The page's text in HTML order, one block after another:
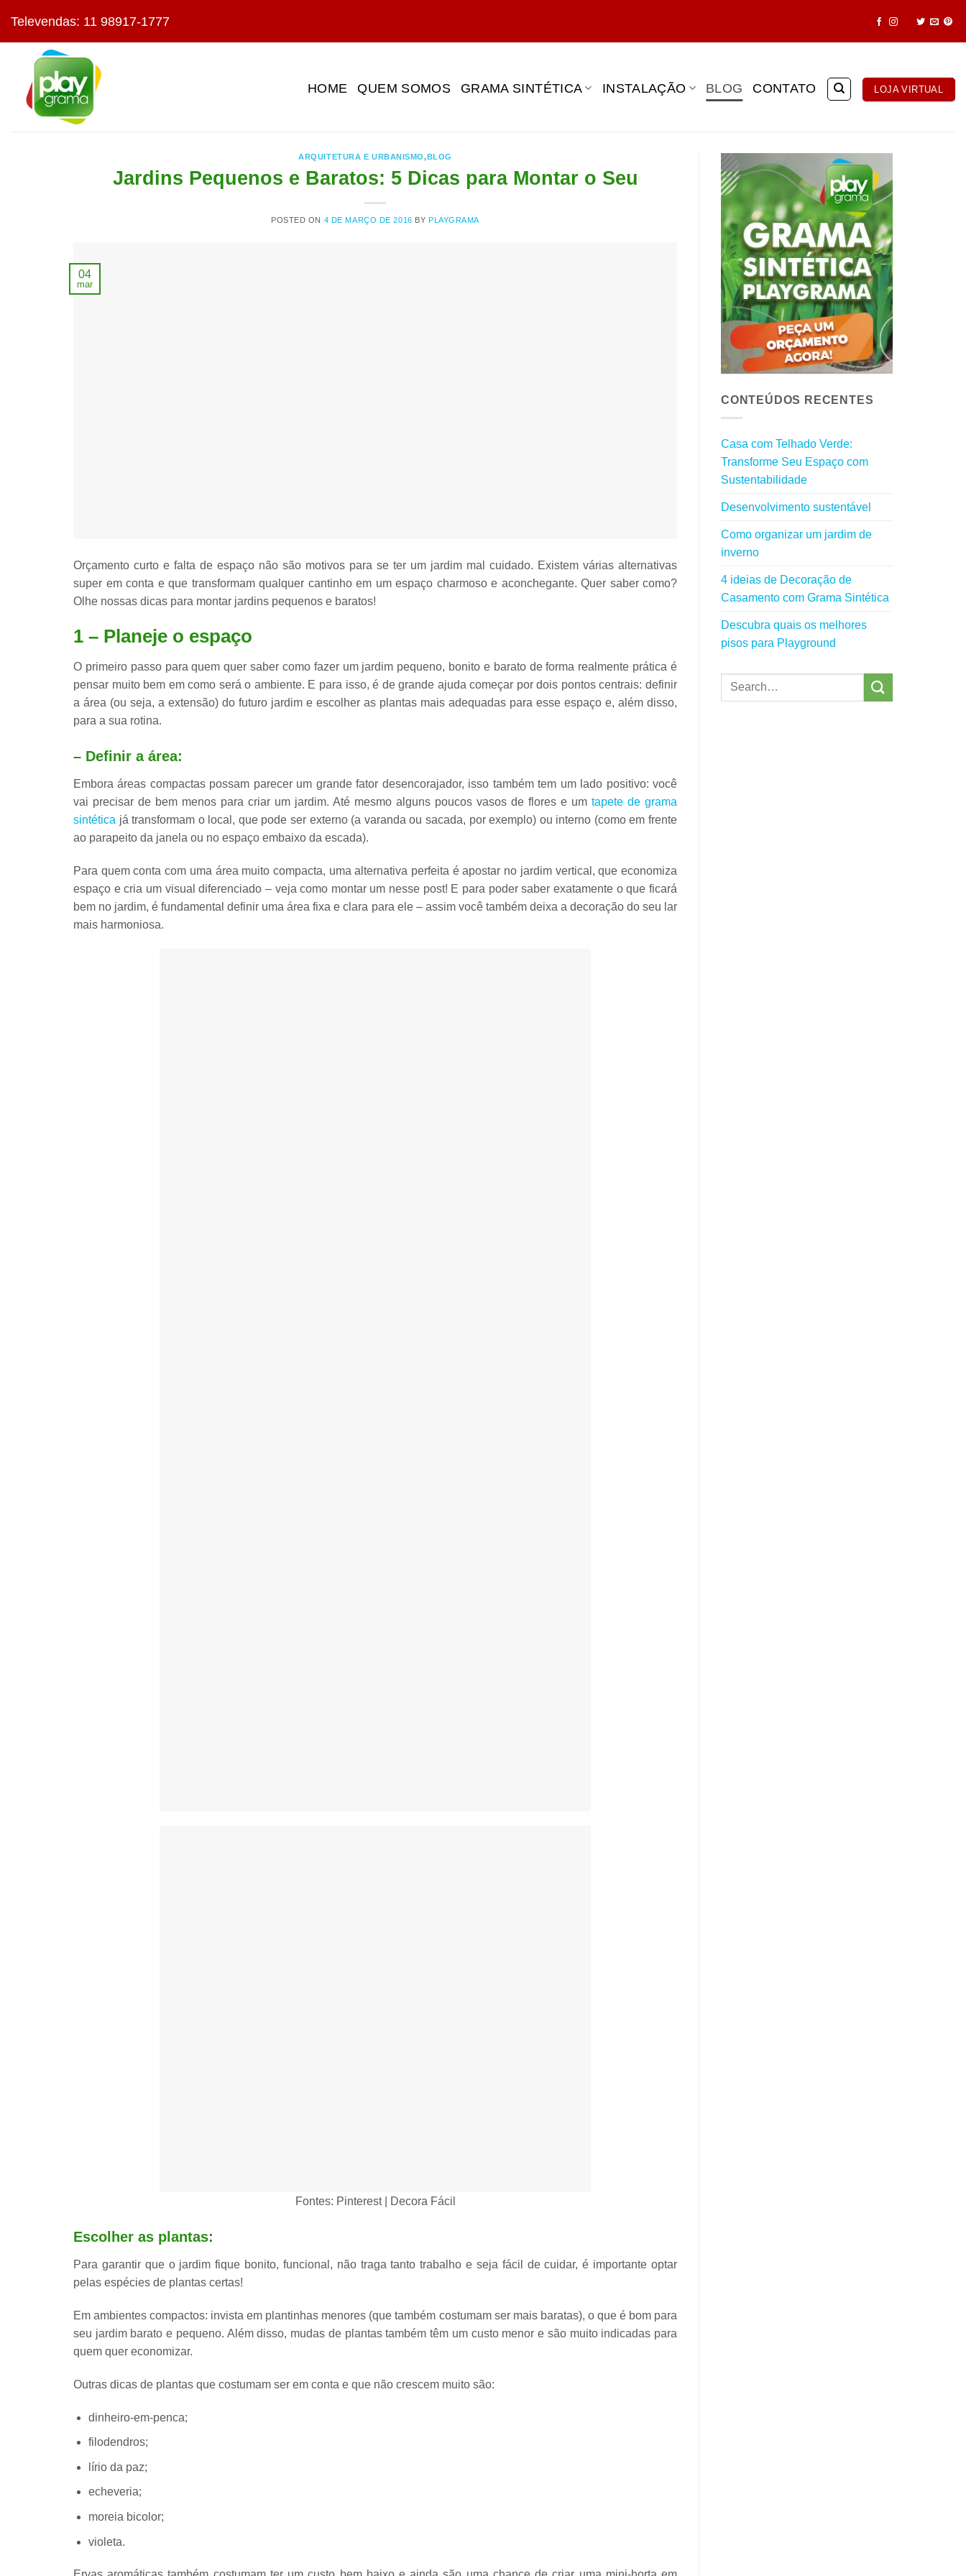
content
Televendas: 11 98917-1777
HOME QUEM SOMOS GRAMA SINTÉTICA INSTALAÇÃO BLOG CONTATO LOJA VIRTUAL
ARQUITETURA E URBANISMO,BLOG
Jardins Pequenos e Baratos: 5 Dicas para Montar o Seu
POSTED ON 4 DE MARÇO DE 2016 BY PLAYGRAMA
04
mar
Orçamento curto e falta de espaço não são motivos para se ter um jardim mal cuidado. Existem várias alternativas
super em conta e que transformam qualquer cantinho em um espaço charmoso e aconchegante. Quer saber como?
Olhe nossas dicas para montar jardins pequenos e baratos!
1 – Planeje o espaço
O primeiro passo para quem quer saber como fazer um jardim pequeno, bonito e barato de forma realmente prática é
pensar muito bem em como será o ambiente. E para isso, é de grande ajuda começar por dois pontos centrais: definir
a área (ou seja, a extensão) do futuro jardim e escolher as plantas mais adequadas para esse espaço e, além disso,
para a sua rotina.
– Definir a área:
Embora áreas compactas possam parecer um grande fator desencorajador, isso também tem um lado positivo: você
vai precisar de bem menos para criar um jardim. Até mesmo alguns poucos vasos de flores e um tapete de grama
sintética já transformam o local, que pode ser externo(a varanda ou sacada, por exemplo) ou interno (como em frente
ao parapeito da janela ou no espaço embaixo da escada).
Para quem conta com uma área muito compacta, uma alternativa perfeita é apostar no jardim vertical , que economiza
espaço e cria um visual diferenciado – veja como montar um nesse post! E para poder saber exatamente o que ficará
bem no jardim, é fundamentaldefinir uma área fixa e clara para ele – assim você também deixa a decoração do seu lar
mais harmoniosa.
Fontes: Pinterest | Decora Fácil
Escolher as plantas:
Para garantir que o jardim fique bonito, funcional, não traga tanto trabalho e seja fácil de cuidar, é importante optar
pelas espécies de plantas certas!
Emambientes compactos: invista em plantinhas menores (que também costumam ser mais baratas), o que é bom para
seu jardim barato e pequeno. Além disso, mudas de plantastambém têm um custo menor e são muito indicadas para
quem quer economizar.
Outras dicas de plantas que costumam ser em conta e que não crescem muito são:
dinheiro-em-penca;
filodendros;
lírio da paz;
echeveria;
moreia bicolor;
violeta.
CONTEÚDOS RECENTES
Casa com Telhado Verde:
Transforme Seu Espaço com
Sustentabilidade
Desenvolvimento sustentável
Como organizar um jardim de
inverno
4 ideias de Decoração de
Casamento com Grama Sintética
Descubra quais os melhores
pisos para Playground